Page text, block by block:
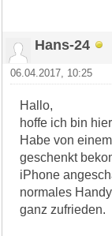
Hans-24
06.04.2017, 10:25
Hallo,
hoffe ich bin
Habe von
geschenkt
iPhone
normales
ganz zufrieden.